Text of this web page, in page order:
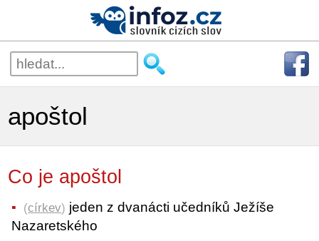
apoštol
Co je apoštol
(církev) jeden z dvanácti učedníků Ježíše
Nazaretského